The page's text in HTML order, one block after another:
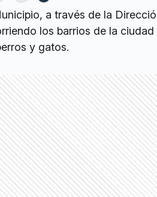
a través de la
los barrios de la ciudad
y gatos.